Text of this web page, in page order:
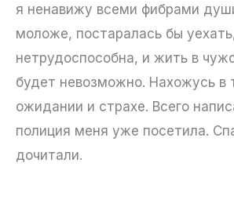
я ненавижу всеми фибрами
моложе, постаралась бы
нетрудоспособна, и жить в
будет невозможно. Нахожусь в
ожидании и страхе. Всего
полиция меня уже посетила.
дочитали.